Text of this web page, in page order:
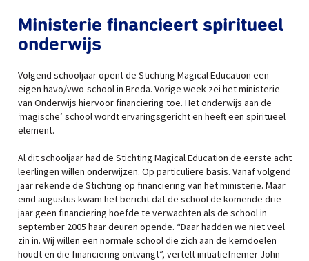
Ministerie financieert spiritueel
onderwijs
Volgend schooljaar opent de Stichting Magical Education een
eigen havo/vwo-school in Breda. Vorige week zei het ministerie
van Onderwijs hiervoor financiering toe. Het onderwijs aan de
‘magische’ school wordt ervaringsgericht en heeft een spiritueel
element.
Al dit schooljaar had de Stichting Magical Education de eerste acht
leerlingen willen onderwijzen. Op particuliere basis. Vanaf volgend
jaar rekende de Stichting op financiering van het ministerie. Maar
eind augustus kwam het bericht dat de school de komende drie
jaar geen financiering hoefde te verwachten als de school in
september 2005 haar deuren opende. “Daar hadden we niet veel
zin in. Wij willen een normale school die zich aan de kerndoelen
houdt en die financiering ontvangt”, vertelt initiatiefnemer John